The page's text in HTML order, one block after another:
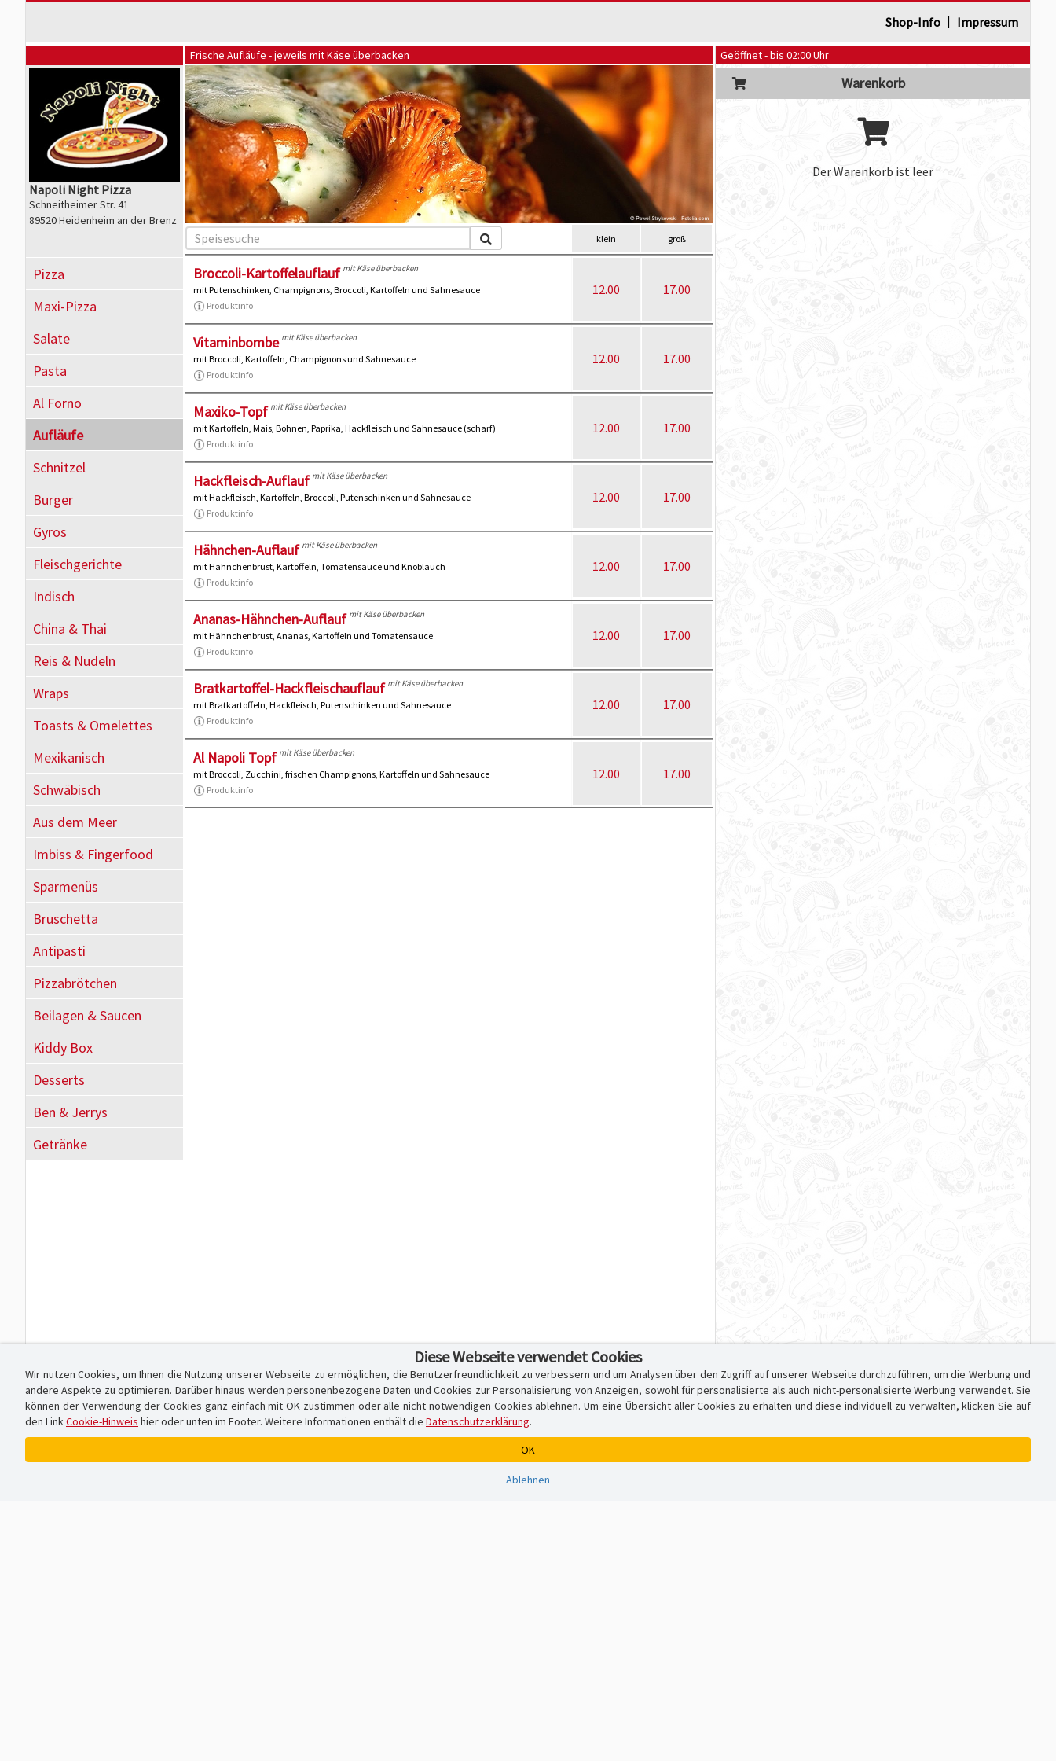
Shop-Info | Impressum
Geöffnet - bis 02:00 Uhr
Warenkorb
Der Warenkorb ist leer
Napoli Night Pizza
Schneitheimer Str. 41
89520 Heidenheim an der Brenz
Pizza
Maxi-Pizza
Salate
Pasta
Al Forno
Aufläufe
Schnitzel
Burger
Gyros
Fleischgerichte
Indisch
China & Thai
Reis & Nudeln
Wraps
Toasts & Omelettes
Mexikanisch
Schwäbisch
Aus dem Meer
Imbiss & Fingerfood
Sparmenüs
Bruschetta
Antipasti
Pizzabrötchen
Beilagen & Saucen
Kiddy Box
Desserts
Ben & Jerrys
Getränke
Frische Aufläufe - jeweils mit Käse überbacken
klein groß
Broccoli-Kartoffelauflauf mit Käse überbacken
mit Putenschinken, Champignons, Broccoli, Kartoffeln und Sahnesauce
Produktinfo
12.00 17.00
Vitaminbombe mit Käse überbacken
mit Broccoli, Kartoffeln, Champignons und Sahnesauce
Produktinfo
12.00 17.00
Maxiko-Topf mit Käse überbacken
mit Kartoffeln, Mais, Bohnen, Paprika, Hackfleisch und Sahnesauce (scharf)
Produktinfo
12.00 17.00
Hackfleisch-Auflauf mit Käse überbacken
mit Hackfleisch, Kartoffeln, Broccoli, Putenschinken und Sahnesauce
Produktinfo
12.00 17.00
Hähnchen-Auflauf mit Käse überbacken
mit Hähnchenbrust, Kartoffeln, Tomatensauce und Knoblauch
Produktinfo
12.00 17.00
Ananas-Hähnchen-Auflauf mit Käse überbacken
mit Hähnchenbrust, Ananas, Kartoffeln und Tomatensauce
Produktinfo
12.00 17.00
Bratkartoffel-Hackfleischauflauf mit Käse überbacken
mit Bratkartoffeln, Hackfleisch, Putenschinken und Sahnesauce
Produktinfo
12.00 17.00
Al Napoli Topf mit Käse überbacken
mit Broccoli, Zucchini, frischen Champignons, Kartoffeln und Sahnesauce
Produktinfo
12.00 17.00
Diese Webseite verwendet Cookies
Wir nutzen Cookies, um Ihnen die Nutzung unserer Webseite zu ermöglichen, die Benutzerfreundlichkeit zu verbessern und um Analysen über den Zugriff auf unserer Webseite durchzuführen, um die Werbung und
andere Aspekte zu optimieren. Darüber hinaus werden personenbezogene Daten und Cookies zur Personalisierung von Anzeigen, sowohl für personalisierte als auch nicht-personalisierte Werbung verwendet. Sie
können der Verwendung der Cookies ganz einfach mit OK zustimmen oder alle nicht notwendigen Cookies ablehnen. Um eine Übersicht aller Cookies zu erhalten und diese individuell zu verwalten, klicken Sie auf
den LinkCookie-Hinweis hier oder unten im Footer. Weitere Informationen enthält die Datenschutzerklärung.
OK
Ablehnen